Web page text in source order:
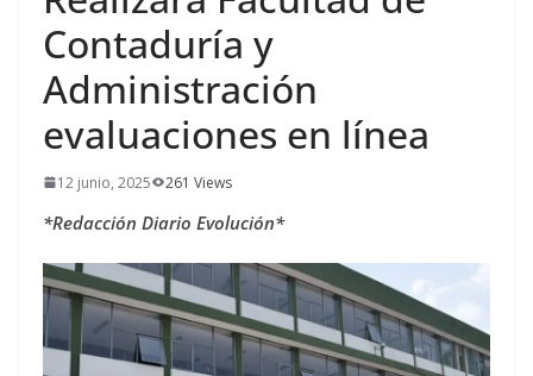
Contaduría y
Administración
evaluaciones en línea
12 junio, 2025 261 Views
*Redacción Diario Evolución*